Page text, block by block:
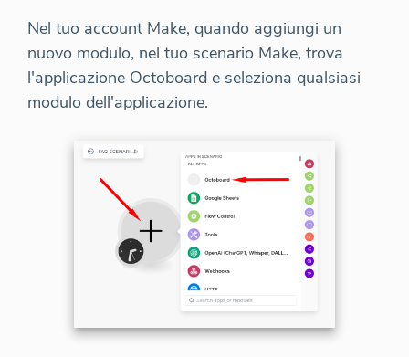
Nel tuo account Make, quando aggiungi un
nuovo modulo, nel tuo scenario Make, trova
l'applicazione Octoboard e seleziona qualsiasi
modulo dell'applicazione.